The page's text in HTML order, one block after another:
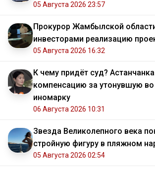
05 Августа 2026 23:57
Прокурор Жамбылской
инвесторами реализацию
05 Августа 2026 16:32
К чему придёт суд?
компенсацию за утонувшую
иномарку
06 Августа 2026 10:31
Звезда Великолепного века
стройную фигуру в пляжном
05 Августа 2026 02:54